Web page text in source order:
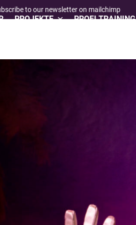
to our newsletter on mailchimp
PROJEKTE PROFI TRAINING